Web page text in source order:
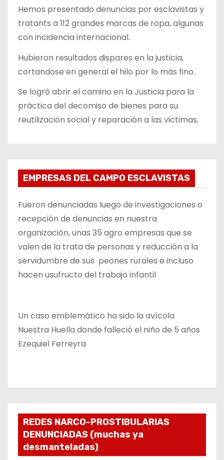
Hemos presentado denuncias por esclavistas y
tratants a 112 grandes marcas de ropa, algunas
con incidencia internacional.
Hubieron resultados dispares en la justicia,
cortandose en general el hilo por lo más fino.
Se logró abrir el camino en la Justicia para la
práctica del decomiso de bienes para su
reutilización social y reparación a las victimas,
EMPRESAS DEL CAMPO ESCLAVISTAS
Fueron denunciadas luego de investigaciones o
recepción de denuncias en nuestra
organización, unas 35 agro empresas que se
valen de la trata de personas y reducción a la
servidumbre de sus peones rurales e incluso
hacen usufructo del trabajo infantil
Un caso emblemático ha sido la avícola
Nuestra Huella donde falleció el niño de 5 años
Ezequiel Ferreyra
REDES NARCO-PROSTIBULARIAS
DENUNCIADAS (muchas ya
desmanteladas)